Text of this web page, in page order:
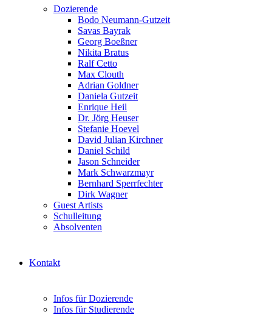
Dozierende
Bodo Neumann-Gutzeit
Savas Bayrak
Georg Boeßner
Nikita Bratus
Ralf Cetto
Max Clouth
Adrian Goldner
Daniela Gutzeit
Enrique Heil
Dr. Jörg Heuser
Stefanie Hoevel
David Julian Kirchner
Daniel Schild
Jason Schneider
Mark Schwarzmayr
Bernhard Sperrfechter
Dirk Wagner
Guest Artists
Schulleitung
Absolventen
Kontakt
Infos für Dozierende
Infos für Studierende